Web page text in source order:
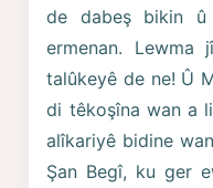
de dabeş bikin û
ermenan.
talûkeyê de ne! Û
di têkoşîna wan a
alîkariyê bidine
Şan Begî, ku ger